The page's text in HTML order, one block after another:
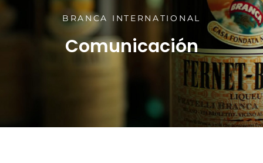
BRANCA INTERNATIONAL
Comunicación